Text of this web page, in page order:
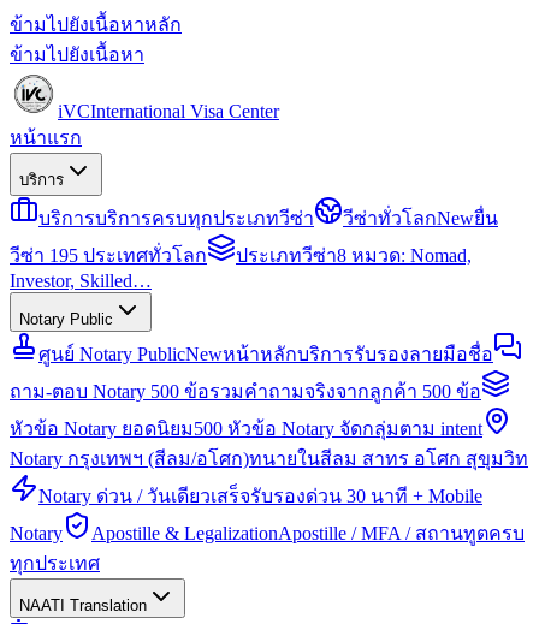
ข้ามไปยังเนื้อหาหลัก
ข้ามไปยังเนื้อหา
iVCInternational Visa Center
หน้าแรก
บริการ
บริการบริการครบทุกประเภทวีซ่า วีซ่าทั่วโลกNewยื่น
วีซ่า 195 ประเทศทั่วโลก
ประเภทวีซ่า8 หมวด: Nomad,
Investor, Skilled…
Notary Public
ศูนย์ Notary PublicNewหน้าหลักบริการรับรองลายมือชื่อ
ถาม-ตอบ Notary 500 ข้อรวมคำถามจริงจากลูกค้า 500 ข้อ
หัวข้อ Notary ยอดนิยม500 หัวข้อ Notary จัดกลุ่มตาม intent
Notary กรุงเทพฯ (สีลม/อโศก)ทนายในสีลม สาทร อโศก สุขุมวิท
Notary ด่วน / วันเดียวเสร็จรับรองด่วน 30 นาที + Mobile
Notary
Apostille & LegalizationApostille / MFA / สถานทูตครบ
ทุกประเทศ
NAATI Translation